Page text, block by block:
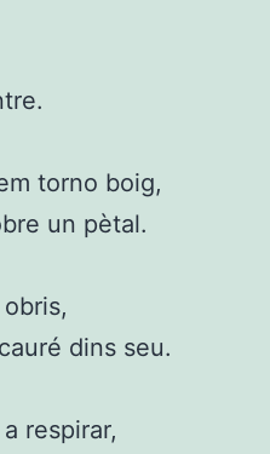
torno boig,
un pètal.
dins seu.
respirar,